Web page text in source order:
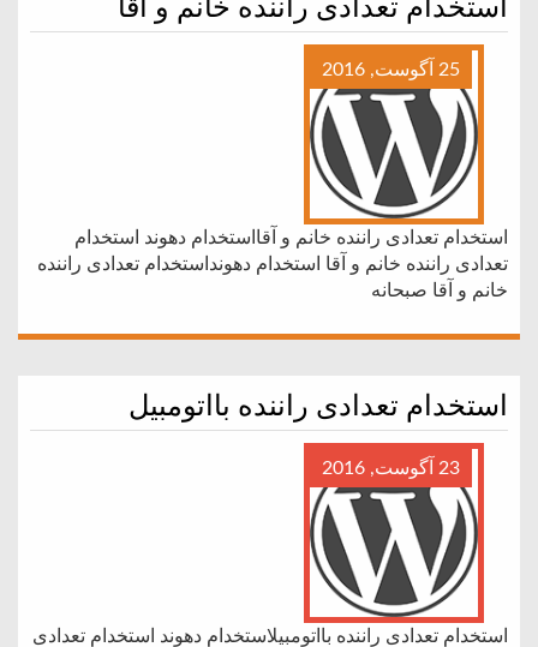
استخدام تعدادی راننده خانم و آقا
25 آگوست, 2016
استخدام تعدادی راننده خانم و آقااستخدام دهوند استخدام
تعدادی راننده خانم و آقا استخدام دهونداستخدام تعدادی راننده
خانم و آقا صبحانه
استخدام تعدادی راننده بااتومبیل
23 آگوست, 2016
استخدام تعدادی راننده بااتومبیلاستخدام دهوند استخدام تعدادی